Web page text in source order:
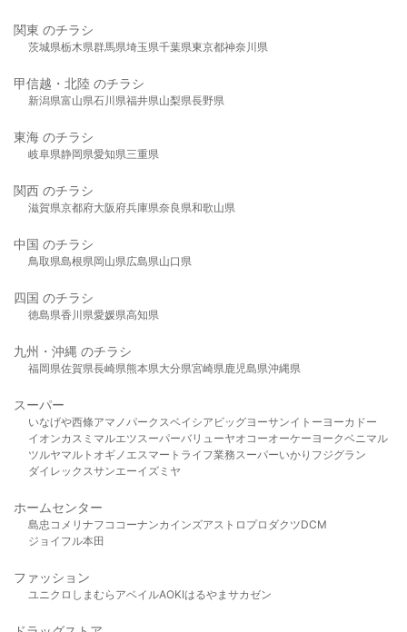
関東 のチラシ
茨城県栃木県群馬県埼玉県千葉県東京都神奈川県
甲信越・北陸 のチラシ
新潟県富山県石川県福井県山梨県長野県
東海 のチラシ
岐阜県静岡県愛知県三重県
関西 のチラシ
滋賀県京都府大阪府兵庫県奈良県和歌山県
中国 のチラシ
鳥取県島根県岡山県広島県山口県
四国 のチラシ
徳島県香川県愛媛県高知県
九州・沖縄 のチラシ
福岡県佐賀県長崎県熊本県大分県宮崎県鹿児島県沖縄県
スーパー
いなげや西條アマノパークスベイシア ビッグヨーサンイトーヨーカドー
イオンカスミ マルエツスーパーバリューヤオコーオーケー ヨークベニマル
ツルヤマルト オギノ エスマート ライフ業務スーパーいかり フジグラン
ダイレックスサンエーイズミヤ
ホームセンター
島忠 コメリ ナフコ コーナンカインズアストロプロダクツDCM
ジョイフル本田
ファッション
ユニクロ しまむら アベイルAOKIはるやま サカゼン